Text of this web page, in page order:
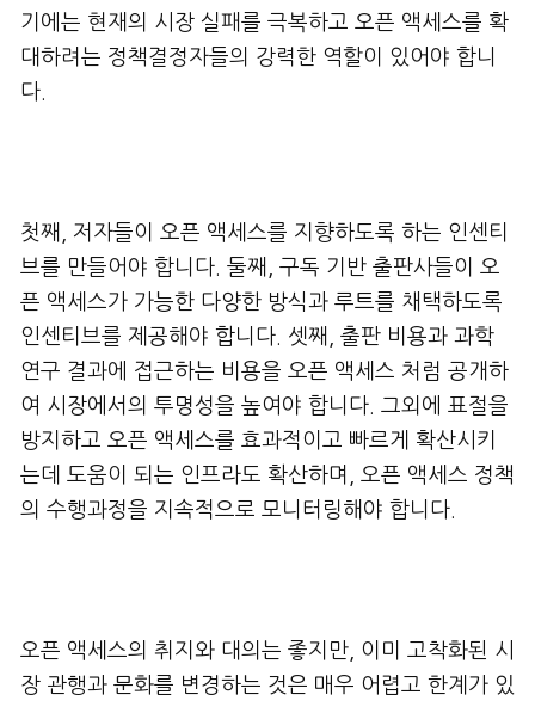
기에는 현재의 시장 실패를 극복하고 오픈 액세스를 확
대하려는 정책결정자들의 강력한 역할이 있어야 합니
다.
첫째, 저자들이 오픈 액세스를 지향하도록 하는 인센티
브를 만들어야 합니다. 둘째, 구독 기반 출판사들이 오
픈 액세스가 가능한 다양한 방식과 루트를 채택하도록
인센티브를 제공해야 합니다. 셋째, 출판 비용과 과학
연구 결과에 접근하는 비용을 오픈 액세스 처럼 공개하
여 시장에서의 투명성을 높여야 합니다. 그외에 표절을
방지하고 오픈 액세스를 효과적이고 빠르게 확산시키
는데 도움이 되는 인프라도 확산하며, 오픈 액세스 정책
의 수행과정을 지속적으로 모니터링해야 합니다.
오픈 액세스의 취지와 대의는 좋지만, 이미 고착화된 시
장 관행과 문화를 변경하는 것은 매우 어렵고 한계가 있